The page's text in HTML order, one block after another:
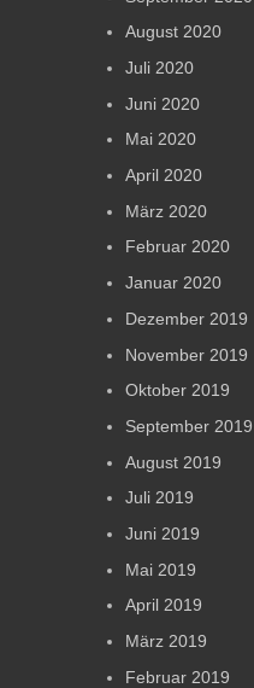
August 2020
Juli 2020
Juni 2020
Mai 2020
April 2020
März 2020
Februar 2020
Januar 2020
Dezember 2019
November 2019
Oktober 2019
September 2019
August 2019
Juli 2019
Juni 2019
Mai 2019
April 2019
März 2019
Februar 2019